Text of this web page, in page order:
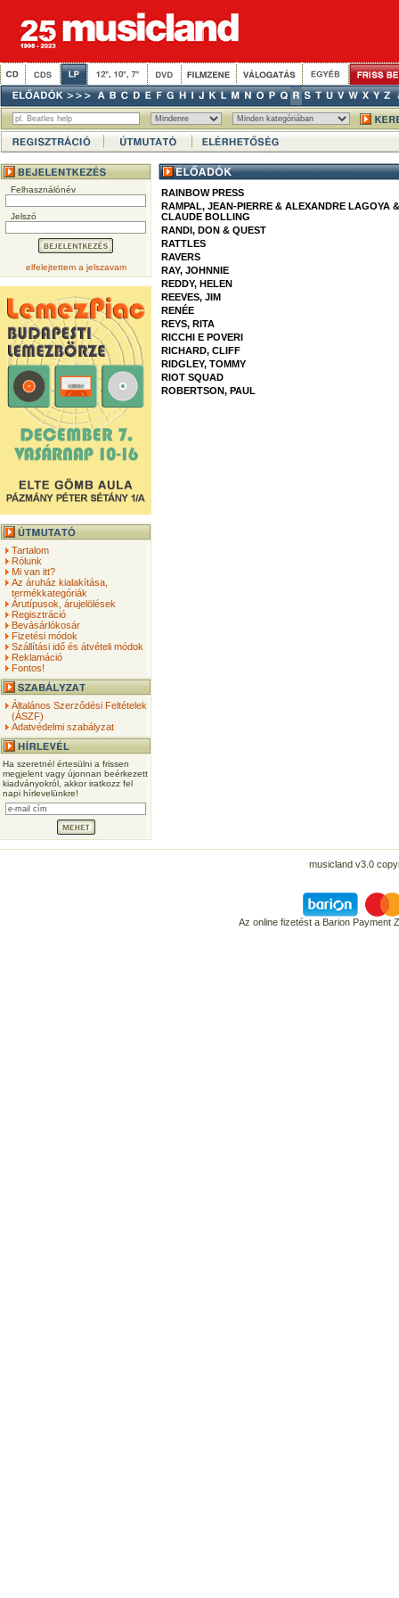
Felhasználónév
Jelszó
elfelejtettem a jelszavam
Tartalom
Rólunk
Mi van itt?
Az áruház kialakítása,
termékkategóriák
Árutípusok, árujelölések
Regisztráció
Bevásárlókosár
Fizetési módok
Szállítási idő és átvételi módok
Reklamáció
Fontos!
Általános Szerződési Feltételek
(ÁSZF)
Adatvédelmi szabályzat
Ha szeretnél értesülni a frissen
megjelent vagy újonnan beérkezett
kiadványokról, akkor iratkozz fel
napi hírlevelünkre!
RAINBOW PRESS
RAMPAL, JEAN-PIERRE & ALEXANDRE LAGOYA &
CLAUDE BOLLING
RANDI, DON & QUEST
RATTLES
RAVERS
RAY, JOHNNIE
REDDY, HELEN
REEVES, JIM
RENÉE
REYS, RITA
RICCHI E POVERI
RICHARD, CLIFF
RIDGLEY, TOMMY
RIOT SQUAD
ROBERTSON, PAUL
musicland v3.0
Az online fizetést a Barion Payment